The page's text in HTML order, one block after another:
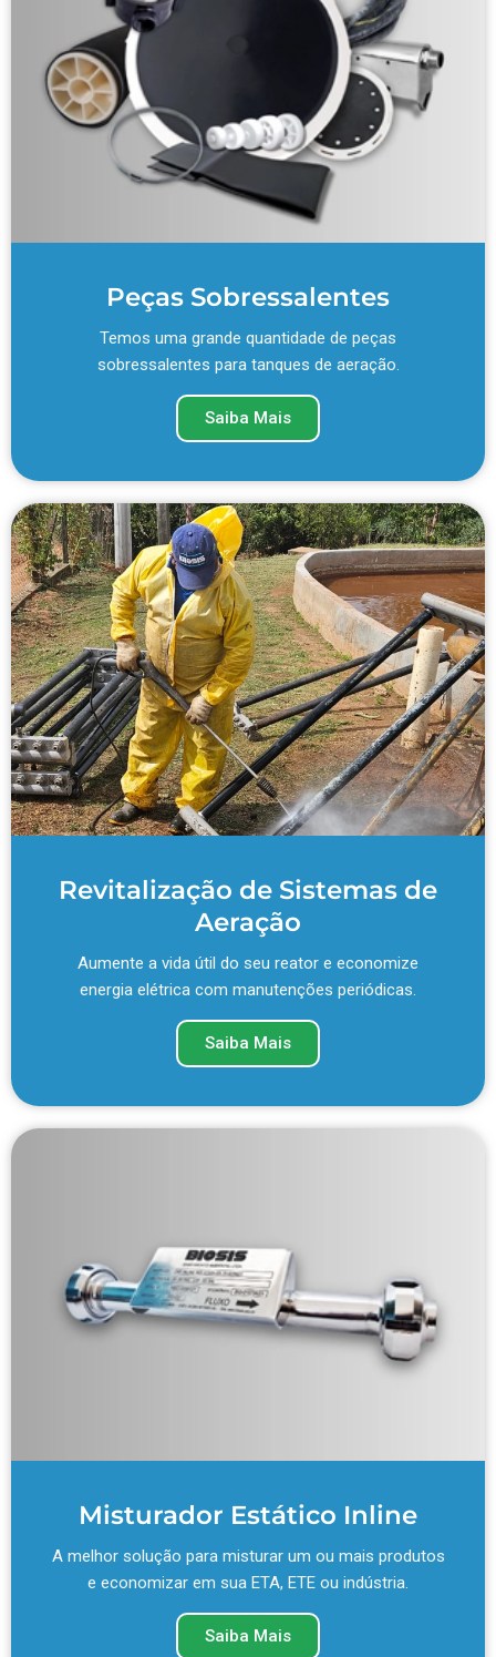
Peças Sobressalentes
Temos uma grande quantidade de peças
sobressalentes para tanques de aeração.
Saiba Mais
Revitalização de Sistemas de
Aeração
Aumente a vida útil do seu reator e economize
energia elétrica com manutenções periódicas.
Saiba Mais
Misturador Estático Inline
A melhor solução para misturar um ou mais produtos
e economizar em sua ETA, ETE ou indústria.
Saiba Mais